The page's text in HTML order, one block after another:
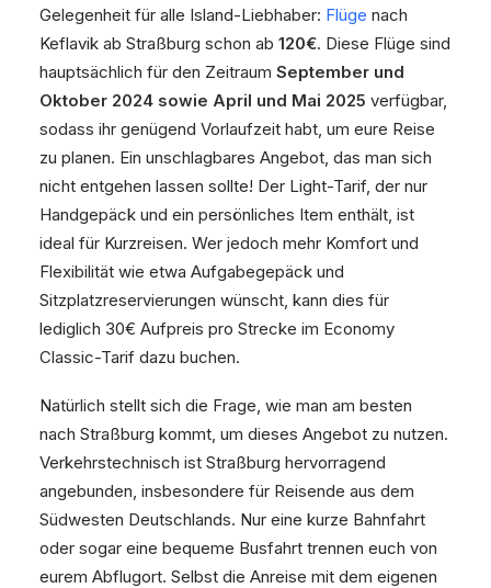
Gelegenheit für alle Island-Liebhaber: Flüge nach
Keflavik ab Straßburg schon ab 120€. Diese Flüge sind
hauptsächlich für den Zeitraum September und
Oktober 2024 sowie April und Mai 2025 verfügbar,
sodass ihr genügend Vorlaufzeit habt, um eure Reise
zu planen. Ein unschlagbares Angebot, das man sich
nicht entgehen lassen sollte! Der Light-Tarif, der nur
Handgepäck und ein persönliches Item enthält, ist
ideal für Kurzreisen. Wer jedoch mehr Komfort und
Flexibilität wie etwa Aufgabegepäck und
Sitzplatzreservierungen wünscht, kann dies für
lediglich 30€ Aufpreis pro Strecke im Economy
Classic-Tarif dazu buchen.
Natürlich stellt sich die Frage, wie man am besten
nach Straßburg kommt, um dieses Angebot zu nutzen.
Verkehrstechnisch ist Straßburg hervorragend
angebunden, insbesondere für Reisende aus dem
Südwesten Deutschlands. Nur eine kurze Bahnfahrt
oder sogar eine bequeme Busfahrt trennen euch von
eurem Abflugort. Selbst die Anreise mit dem eigenen